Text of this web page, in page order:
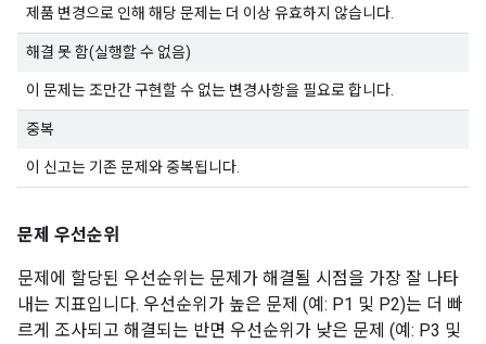
제품 변경으로 인해 해당 문제는 더 이상 유효하지 않습니다.
해결 못 함(실행할 수 없음)
이 문제는 조만간 구현할 수 없는 변경사항을 필요로 합니다.
중복
이 신고는 기존 문제와 중복됩니다.
문제 우선순위
문제에 할당된 우선순위는 문제가 해결될 시점을 가장 잘 나타
내는 지표입니다. 우선순위가 높은 문제 (예: P1 및 P2)는 더 빠
르게 조사되고 해결되는 반면 우선순위가 낮은 문제 (예: P3 및